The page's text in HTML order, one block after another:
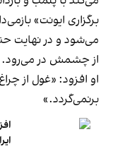
برگزاری ایونت»
می‌شود و در نهایت
از چشمش در می‌رود.
او افزود: «غول از
برنمی‎‌گردد.»